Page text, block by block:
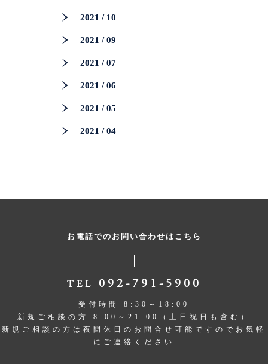
2021 / 10
2021 / 09
2021 / 07
2021 / 06
2021 / 05
2021 / 04
お電話でのお問い合わせはこちら
TEL 092-791-5900
受付時間 8:30～18:00
新規ご相談の方 8:00～21:00（土日祝日も含む）
新規ご相談の方は夜間休日のお問合せ可能ですのでお気軽
にご連絡ください